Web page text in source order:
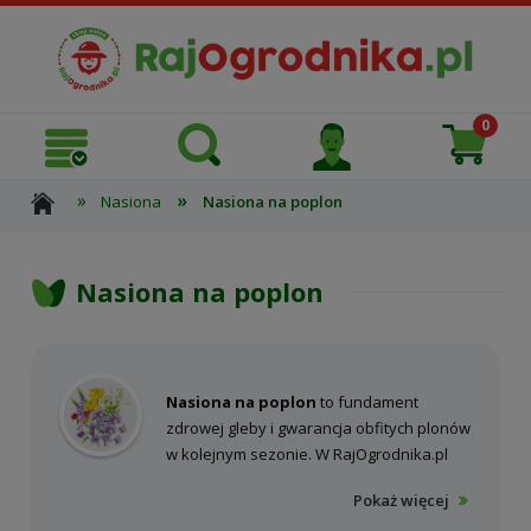
» Nasiona » Nasiona na poplon
Nasiona na poplon
Nasiona na poplon to fundament
zdrowej gleby i gwarancja obfitych plonów
w kolejnym sezonie. W RajOgrodnika.pl
mądrych decyzji. Dlatego oferujemy tylko
Pokaż więcej